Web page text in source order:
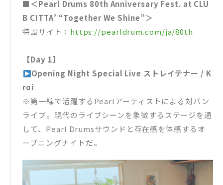
■＜Pearl Drums 80th Anniversary Fest. at CLU
B CITTA’ “Together We Shine”＞
特設サイト： https://pearldrum.com/ja/80th
【Day 1】
Opening Night Special Live ストレイテナー / K
roi
※第一線で活躍するPearlアーティストによる対バン
ライブ。現代のライブシーンを象徴するステージを通
して、Pearl Drumsサウンドと存在感を体感するオ
ープニングナイトだ。